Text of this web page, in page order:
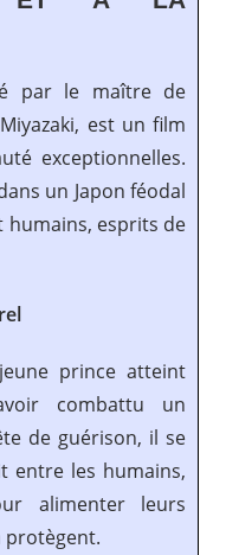
par le maître de
est un film
exceptionnelles.
un Japon féodal
esprits de
prince atteint
combattu un
de guérison, il se
entre les humains,
alimenter leurs
protègent.